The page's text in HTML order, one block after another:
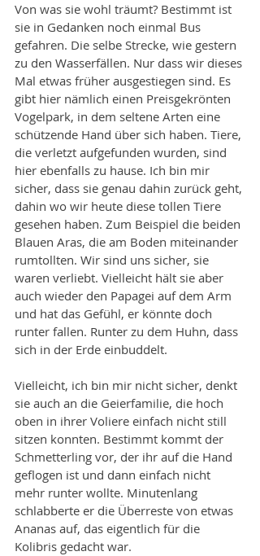
Von was sie wohl träumt? Bestimmt ist
sie in Gedanken noch einmal Bus
gefahren. Die selbe Strecke, wie gestern
zu den Wasserfällen. Nur dass wir dieses
Mal etwas früher ausgestiegen sind. Es
gibt hier nämlich einen Preisgekrönten
Vogelpark, in dem seltene Arten eine
schützende Hand über sich haben. Tiere,
die verletzt aufgefunden wurden, sind
hier ebenfalls zu hause. Ich bin mir
sicher, dass sie genau dahin zurück geht,
dahin wo wir heute diese tollen Tiere
gesehen haben. Zum Beispiel die beiden
Blauen Aras, die am Boden miteinander
rumtollten. Wir sind uns sicher, sie
waren verliebt. Vielleicht hält sie aber
auch wieder den Papagei auf dem Arm
und hat das Gefühl, er könnte doch
runter fallen. Runter zu dem Huhn, dass
sich in der Erde einbuddelt.
Vielleicht, ich bin mir nicht sicher, denkt
sie auch an die Geierfamilie, die hoch
oben in ihrer Voliere einfach nicht still
sitzen konnten. Bestimmt kommt der
Schmetterling vor, der ihr auf die Hand
geflogen ist und dann einfach nicht
mehr runter wollte. Minutenlang
schlabberte er die Überreste von etwas
Ananas auf, das eigentlich für die
Kolibris gedacht war.